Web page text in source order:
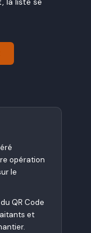
opération
le
QR Code
et